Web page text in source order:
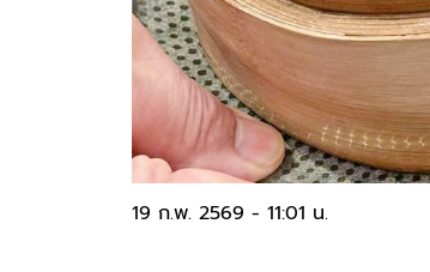
19 ก.พ. 2569 - 11:01 น.